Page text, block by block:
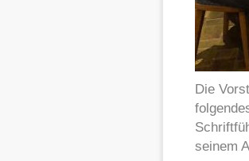
Die
seinem